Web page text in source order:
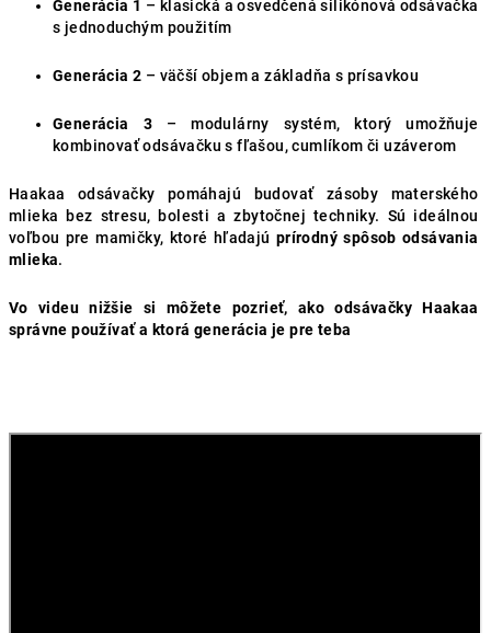
Generácia 1 – klasická a osvedčená silikónová odsávačka
s jednoduchým použitím
Generácia 2 – väčší objem a základňa s prísavkou
Generácia 3– modulárny systém, ktorý umožňuje
kombinovať odsávačku s fľašou, cumlíkom či uzáverom
Haakaa odsávačky pomáhajú budovať zásoby materského
mlieka bez stresu, bolesti a zbytočnej techniky. Sú ideálnou
voľbou pre mamičky, ktoré hľadajú prírodný spôsob odsávania
mlieka.
Vo videu nižšie si môžete pozrieť, ako odsávačky Haakaa
správne používať a ktorá generácia je pre teba